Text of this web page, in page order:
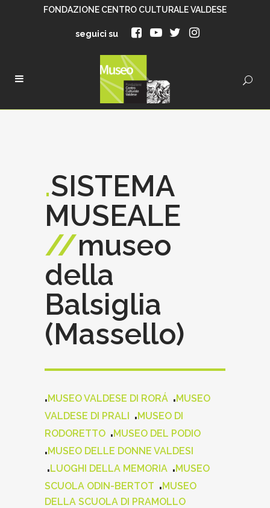
FONDAZIONE CENTRO CULTURALE VALDESE
seguici su
.SISTEMA
MUSEALE
//museo
della
Balsiglia
(Massello)
.MUSEO VALDESE DI RORÁ .MUSEO
VALDESE DI PRALI .MUSEO DI
RODORETTO .MUSEO DEL PODIO
.MUSEO DELLE DONNE VALDESI
.LUOGHI DELLA MEMORIA .MUSEO
SCUOLA ODIN-BERTOT .MUSEO
DELLA SCUOLA DI PRAMOLLO